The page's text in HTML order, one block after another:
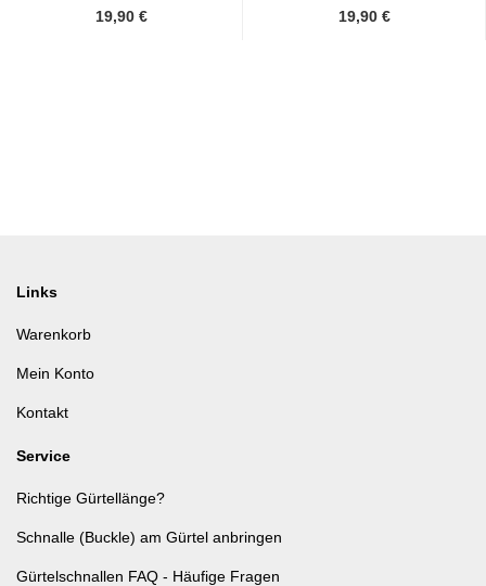
19,90 € 19,90 €
Links
Warenkorb
Mein Konto
Kontakt
Service
Richtige Gürtellänge?
Schnalle (Buckle) am Gürtel anbringen
Gürtelschnallen FAQ - Häufige Fragen